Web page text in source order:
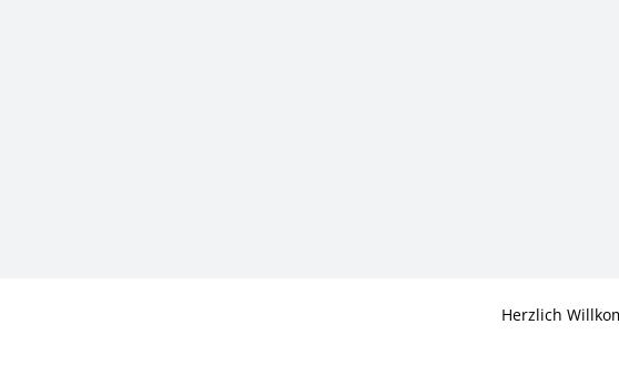
Herzlich